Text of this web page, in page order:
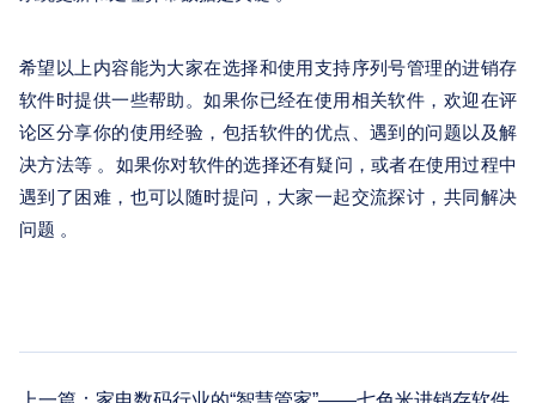
希望以上内容能为大家在选择和使用支持序列号管理的进销存
软件时提供一些帮助。如果你已经在使用相关软件，欢迎在评
论区分享你的使用经验，包括软件的优点、遇到的问题以及解
决方法等 。如果你对软件的选择还有疑问，或者在使用过程中
遇到了困难，也可以随时提问，大家一起交流探讨，共同解决
问题 。